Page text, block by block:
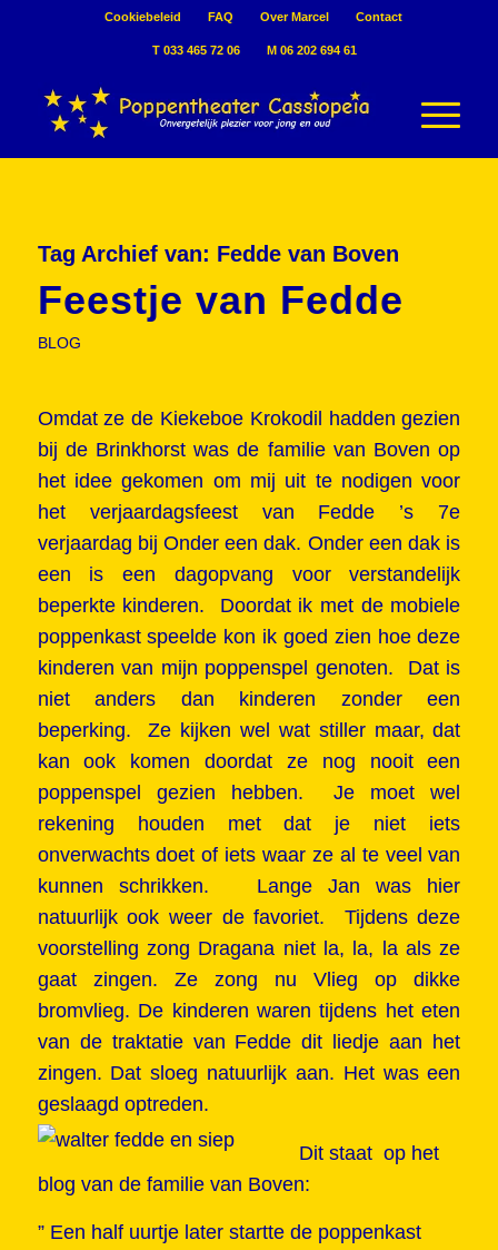
Cookiebeleid FAQ Over Marcel Contact
T 033 465 72 06 M 06 202 694 61
Tag Archief van: Fedde van Boven
Feestje van Fedde
BLOG
Omdat ze de Kiekeboe Krokodil hadden gezien
bij de Brinkhorst was de familie van Boven op
het idee gekomen om mij uit te nodigen voor
het verjaardagsfeest van Fedde ’s 7e
verjaardag bij Onder een dak. Onder een dak is
een is een dagopvang voor verstandelijk
beperkte kinderen. Doordat ik met de mobiele
poppenkast speelde kon ik goed zien hoe deze
kinderen van mijn poppenspel genoten. Dat is
niet anders dan kinderen zonder een
beperking. Ze kijken wel wat stiller maar, dat
kan ook komen doordat ze nog nooit een
poppenspel gezien hebben. Je moet wel
rekening houden met dat je niet iets
onverwachts doet of iets waar ze al te veel van
kunnen schrikken. Lange Jan was hier
natuurlijk ook weer de favoriet. Tijdens deze
voorstelling zong Dragana niet la, la, la als ze
gaat zingen. Ze zong nu Vlieg op dikke
bromvlieg. De kinderen waren tijdens het eten
van de traktatie van Fedde dit liedje aan het
zingen. Dat sloeg natuurlijk aan. Het was een
geslaagd optreden.
Dit staat op het
blog van de familie van Boven:
” Een half uurtje later startte de poppenkast